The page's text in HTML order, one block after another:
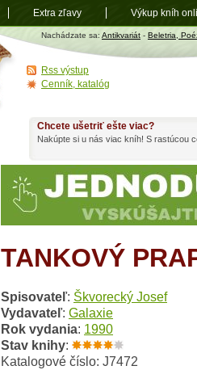
Antikvariát
shop.sk
Nachádzate sa: Antikvariát - Beletria,
TANKOVÝ
Spisovateľ: Škvorecký Josef
Vydavateľ: Galaxie
Rok vydania: 1990
Stav knihy:
Katalogové číslo: J7472
Chcete ušetriť ešte viac?
Nakúpte si u nás viac kníh! S rastúcou
Rss výstup
Cenník, katalóg
Extra zľavy Výkup kníh